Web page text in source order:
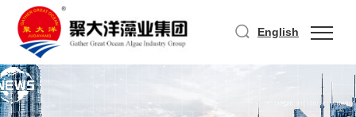
English